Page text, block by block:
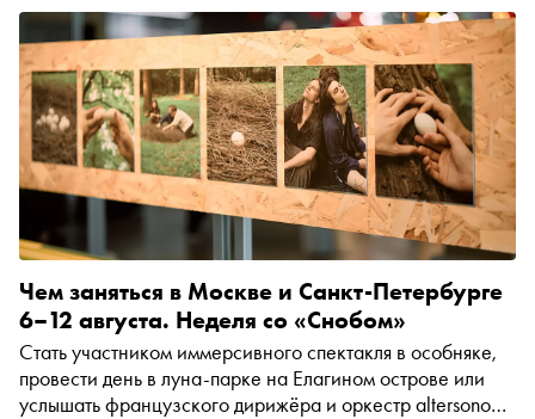
Чем заняться в Москве и Санкт-Петербурге
6–12 августа. Неделя со «Снобом»
Стать участником иммерсивного спектакля в особняке,
провести день в луна-парке на Елагином острове или
услышать французского дирижёра и оркестр altersono